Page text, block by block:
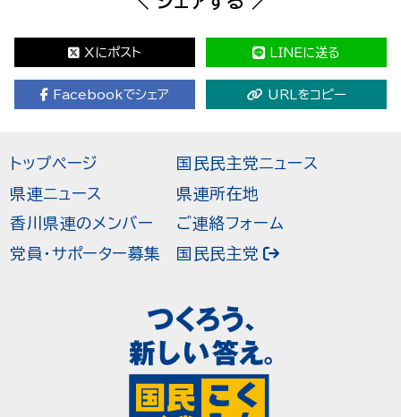
Xにポスト LINEに送る
Facebookでシェア URLをコピー
トップページ
県連ニュース
香川県連のメンバー
党員・サポーター募集
国民民主党ニュース
県連所在地
ご連絡フォーム
国民民主党